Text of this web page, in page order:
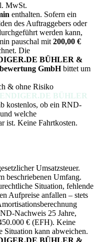
MwSt.
enthalten. Sofern ein
des Auftraggebers oder
werden kann,
pauschal mit 200,00 €
Die
BÜHLER &
GmbHbittet um
& ohne Risiko
BÜHLER
kostenlos, ob ein RND-
welche
ist. Keine Fahrtkosten.
Umsatzsteuer.
beschriebenen Umfang.
Situation, fehlende
Aufpreise anfallen – stets
Nachweis 25 Jahre,
€ (EFH). Keine
Situation kann abweichen.
BÜHLER &